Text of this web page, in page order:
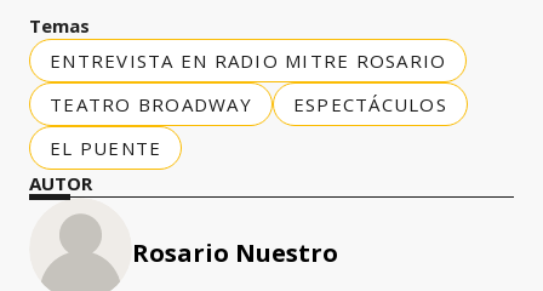
Temas
ENTREVISTA EN RADIO MITRE ROSARIO
TEATRO BROADWAY
ESPECTÁCULOS
EL PUENTE
AUTOR
Rosario Nuestro